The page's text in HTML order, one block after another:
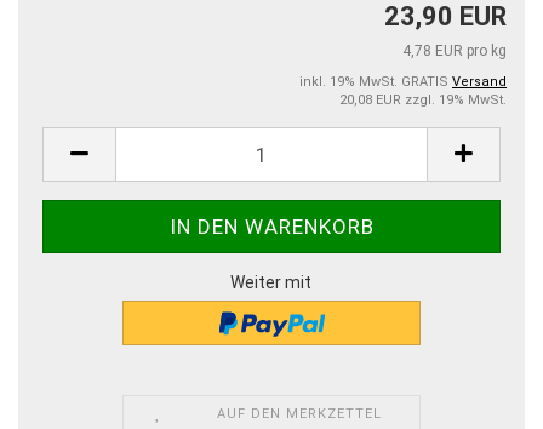
23,90 EUR
4,78 EUR pro kg
inkl. 19% MwSt. GRATIS Versand
20,08 EUR zzgl. 19% MwSt.
Weiter mit
AUF DEN MERKZETTEL